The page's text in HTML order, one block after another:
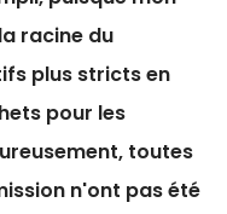
racine du
plus stricts en
pour les
toutes
n'ont pas été